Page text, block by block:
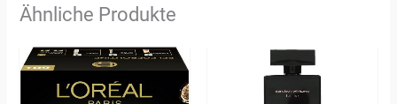
Ähnliche Produkte